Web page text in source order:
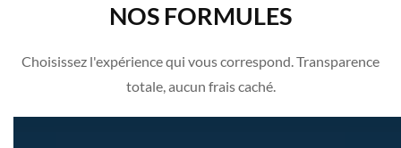
NOS FORMULES
Choisissez l'expérience qui vous correspond. Transparence
totale, aucun frais caché.